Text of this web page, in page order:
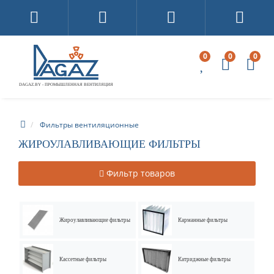
DAGAZ.BY - ПРОМЫШЛЕННАЯ ВЕНТИЛЯЦИЯ
0 0 0
Фильтры вентиляционные
ЖИРОУЛАВЛИВАЮЩИЕ ФИЛЬТРЫ
Фильтр товаров
Жироулавливающие фильтры Карманные фильтры
Кассетные фильтры Катриджные фильтры